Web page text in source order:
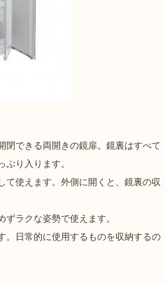
閉できる両開きの鏡扉。鏡裏はすべて
り入ります。
て使えます。外側に開くと、鏡裏の収
ラクな姿勢で使えます。
。日常的に使用するものを収納するの